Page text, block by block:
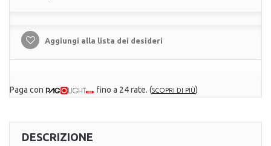
Aggiungi alla lista dei desideri
Paga con fino a 24 rate. (SCOPRI DI PIÙ)
DESCRIZIONE